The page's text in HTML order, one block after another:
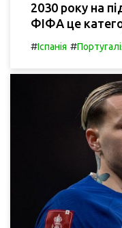
2030 року на
ФІФА це
#Іспанія #